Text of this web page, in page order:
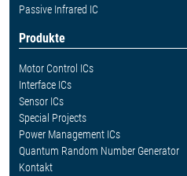
Passive Infrared IC
Produkte
Motor Control ICs
Interface ICs
Sensor ICs
Special Projects
Power Management ICs
Quantum Random Number Generator
Kontakt